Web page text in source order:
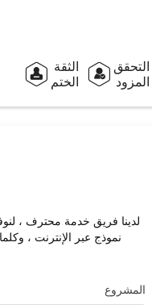
الثقة
الختم
التحقق
المزود
لدينا فريق خدمة محترف ،
نموذج عبر الإنترنت ،
المشروع